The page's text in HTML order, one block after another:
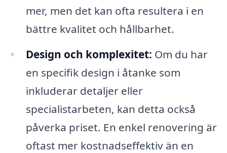
mer, men det kan ofta resultera i en
bättre kvalitet och hållbarhet.
Design och komplexitet: Om du har
en specifik design i åtanke som
inkluderar detaljer eller
specialistarbeten, kan detta också
påverka priset. En enkel renovering är
oftast mer kostnadseffektiv än en